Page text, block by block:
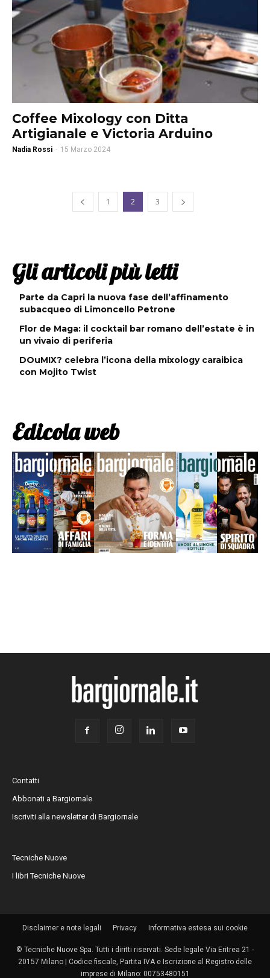
Coffee Mixology con Ditta
Artigianale e Victoria Arduino
Nadia Rossi - 15 Marzo 2024
1 2 3
Gli articoli più letti
Parte da Capri la nuova fase dell’affinamento
subacqueo di Limoncello Petrone
Flor de Maga: il cocktail bar romano dell’estate è in
un vivaio di periferia
DOuMIX? celebra l’icona della mixology caraibica
con Mojito Twist
Edicola web
Contatti
Abbonati a Bargiornale
Iscriviti alla newsletter di Bargiornale
Tecniche Nuove
I libri Tecniche Nuove
Disclaimer e note legali Privacy Informativa estesa sui cookie
© Tecniche Nuove Spa. Tutti i diritti riservati. Sede legale Via Eritrea 21 -
20157 Milano | Codice fiscale, Partita IVA e Iscrizione al Registro delle
imprese di Milano: 00753480151